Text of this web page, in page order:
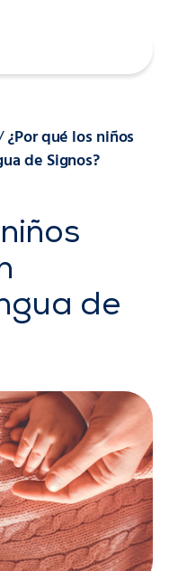
¿Por qué los niños
de Signos?
de